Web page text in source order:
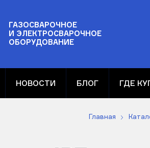
ГАЗОСВАРОЧНОЕ
И ЭЛЕКТРОСВАРОЧНОЕ
ОБОРУДОВАНИЕ
НОВОСТИ БЛОГ ГДЕ
Главная